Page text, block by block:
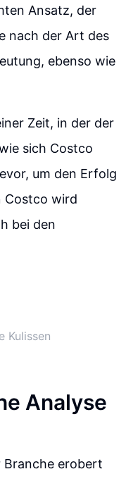
Ansatz, der
nach der Art des
ebenso wie
Zeit, in der der
sich Costco
um den Erfolg
Costco wird
bei den
Kulissen
Analyse
Branche erobert